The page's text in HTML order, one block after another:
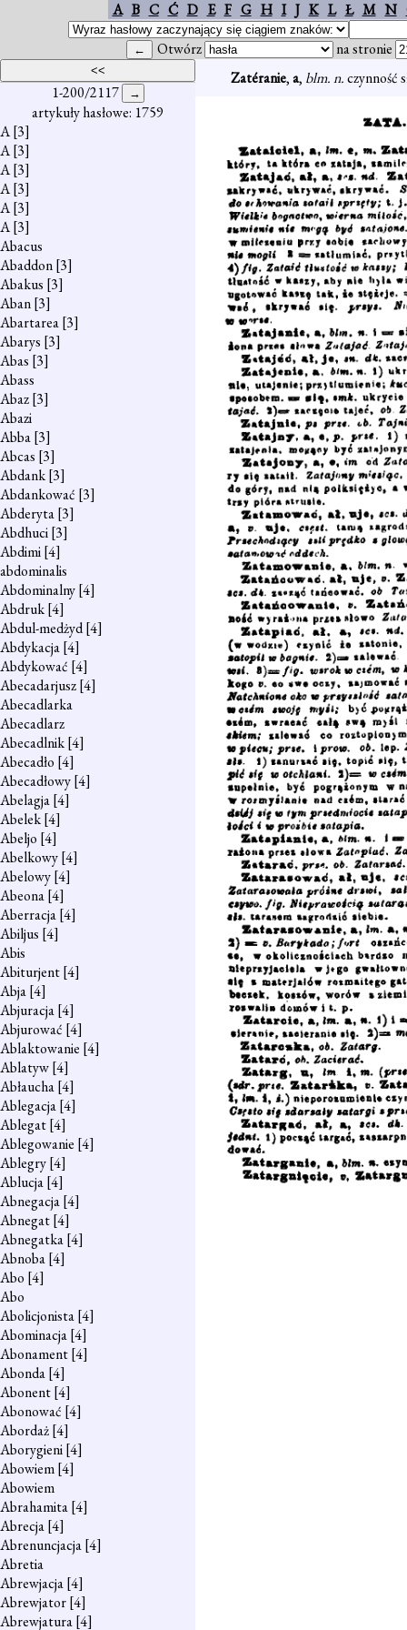
A B C Ć D E F G H I J K L Ł M N
Otwórz na stronie
1-200/2117
artykuły hasłowe: 1759
A[3]
A[3]
A[3]
A[3]
A[3]
A[3]
Abacus
Abaddon[3]
Abakus [3]
Aban[3]
Abartarea[3]
Abarys [3]
Abas [3]
Abass
Abaz[3]
Abazi
Abba[3]
Abcas [3]
Abdank[3]
Abdankować [3]
Abderyta[3]
Abdhuci[3]
Abdimi[4]
abdominalis
Abdominalny[4]
Abdruk[4]
Abdul-medżyd[4]
Abdykacja[4]
Abdykować [4]
Abecadarjusz[4]
Abecadlarka
Abecadlarz
Abecadlnik[4]
Abecadło [4]
Abecadłowy[4]
Abelagja[4]
Abelek[4]
Abeljo [4]
Abelkowy[4]
Abelowy[4]
Abeona[4]
Aberracja[4]
Abiljus [4]
Abis
Abiturjent[4]
Abja[4]
Abjuracja[4]
Abjurować [4]
Ablaktowanie [4]
Ablatyw[4]
Abłaucha[4]
Ablegacja[4]
Ablegat[4]
Ablegowanie [4]
Ablegry[4]
Ablucja[4]
Abnegacja[4]
Abnegat[4]
Abnegatka[4]
Abnoba[4]
Abo [4]
Abo
Abolicjonista[4]
Abominacja[4]
Abonament[4]
Abonda[4]
Abonent[4]
Abonować [4]
Abordaż[4]
Aborygieni[4]
Abowiem[4]
Abowiem
Abrahamita[4]
Abrecja[4]
Abrenuncjacja[4]
Abretia
Abrewjacja[4]
Abrewjator[4]
Abrewjatura[4]
Zatéranie,a, blm. n.czynność